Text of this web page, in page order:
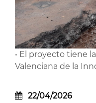
• El proyecto tiene
Valenciana de la
22/04/2026